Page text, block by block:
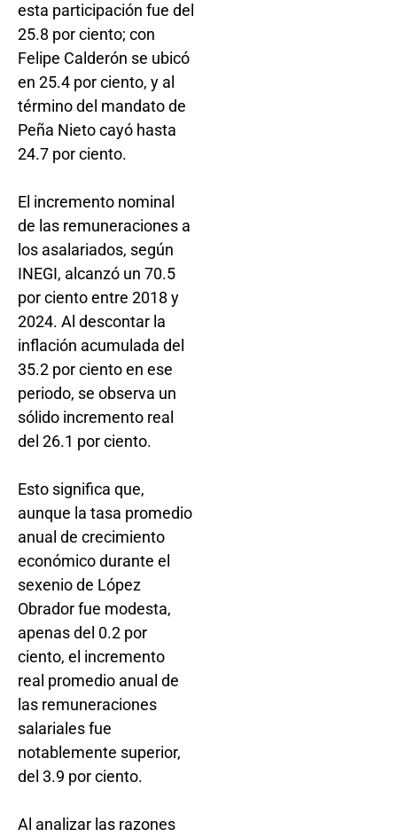
esta participación fue del
25.8 por ciento; con
Felipe Calderón se ubicó
en 25.4 por ciento, y al
término del mandato de
Peña Nieto cayó hasta
24.7 por ciento.
El incremento nominal
de las remuneraciones a
los asalariados, según
INEGI, alcanzó un 70.5
por ciento entre 2018 y
2024. Al descontar la
inflación acumulada del
35.2 por ciento en ese
periodo, se observa un
sólido incremento real
del 26.1 por ciento.
Esto significa que,
aunque la tasa promedio
anual de crecimiento
económico durante el
sexenio de López
Obrador fue modesta,
apenas del 0.2 por
ciento, el incremento
real promedio anual de
las remuneraciones
salariales fue
notablemente superior,
del 3.9 por ciento.
Al analizar las razones